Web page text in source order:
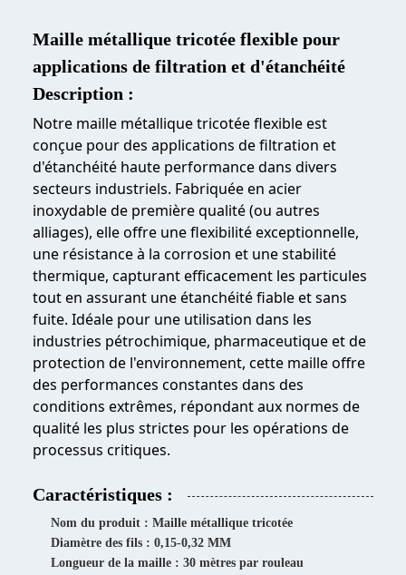
Maille métallique tricotée flexible pour
applications de filtration et d'étanchéité
Description :
Notre maille métallique tricotée flexible est
conçue pour des applications de filtration et
d'étanchéité haute performance dans divers
secteurs industriels. Fabriquée en acier
inoxydable de première qualité (ou autres
alliages), elle offre une flexibilité exceptionnelle,
une résistance à la corrosion et une stabilité
thermique, capturant efficacement les particules
tout en assurant une étanchéité fiable et sans
fuite. Idéale pour une utilisation dans les
industries pétrochimique, pharmaceutique et de
protection de l'environnement, cette maille offre
des performances constantes dans des
conditions extrêmes, répondant aux normes de
qualité les plus strictes pour les opérations de
processus critiques.
Caractéristiques :
Nom du produit : Maille métallique tricotée
Diamètre des fils : 0,15-0,32 MM
Longueur de la maille : 30 mètres par rouleau